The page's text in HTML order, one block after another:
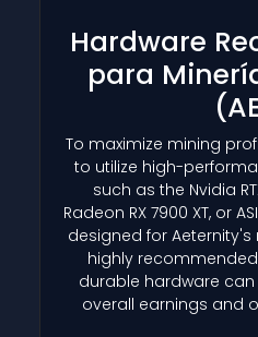
Hardware
para
To maximize mining
to utilize high-
such as the Nvidia
Radeon RX 7900 XT, or
designed for
highly
durable hardware
overall earnings and